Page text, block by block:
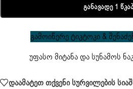
Განავადე 1
გამოიწერე ტიკტოკი &
უფასო მიტანა და სუნამოს
დაამატეთ თქვენი სურვილების